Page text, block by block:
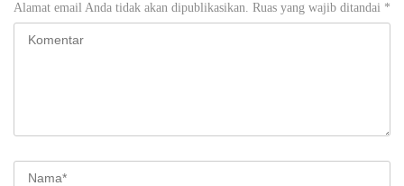
Alamat email Anda tidak akan dipublikasikan. Ruas yang wajib ditandai *